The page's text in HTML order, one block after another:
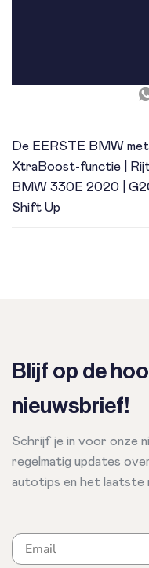
De EERSTE BMW met
XtraBoost-functie |
BMW 330E 2020 |
Shift Up
Blijf op de
nieuwsbrief!
Schrijf je in voor onze
regelmatig updates
autotips en het laatste
Email